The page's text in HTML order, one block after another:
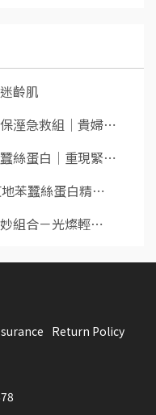
齡肌
溼急救組│貴婦⋯
絲蛋白│重現緊⋯
苯蠶絲蛋白精⋯
組合－光燦輕⋯
Return Policy